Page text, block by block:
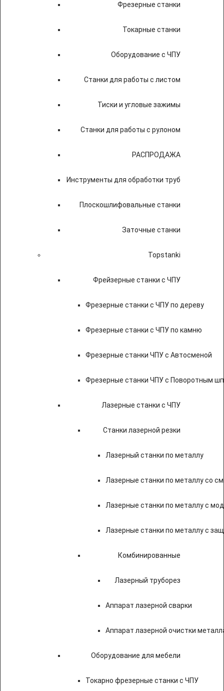
Фрезерные станки
Токарные станки
Оборудование с ЧПУ
Станки для работы с листом
Тиски и угловые зажимы
Станки для работы с рулоном
РАСПРОДАЖА
Инструменты для обработки труб
Плоскошлифовальные станки
Заточные станки
Topstanki
Фрейзерные станки с ЧПУ
Фрезерные станки с ЧПУ по дереву
Фрезерные станки с ЧПУ по камню
Фрезерные станки ЧПУ с Автосменой
Фрезерные станки ЧПУ с Поворотным
Лазерные станки с ЧПУ
Станки лазерной резки
Лазерный станки по металлу
Лазерные станки по металлу со
Лазерные станки по металлу с
Лазерные станки по металлу с
Комбинированные
Лазерный труборез
Аппарат лазерной сварки
Аппарат лазерной очистки
Оборудование для мебели
Токарно фрезерные станки с ЧПУ